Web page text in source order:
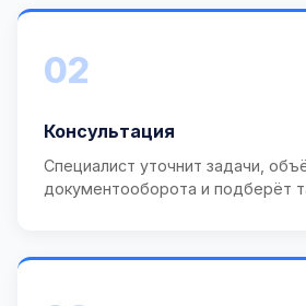
02
Консультация
Специалист уточнит задачи,
документооборота и подберёт